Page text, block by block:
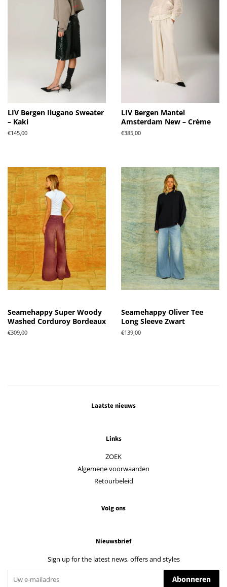
LIV Bergen Ilugano Sweater
– Kaki
Normale
€145,00
LIV Bergen Mantel
Amsterdam New – Crème
Normale
€385,00
Seamehappy Super Woody
Washed Corduroy Bordeaux
Normale
€309,00
Seamehappy Oliver Tee
Long Sleeve Zwart
Normale
€139,00
Laatste nieuws
Links
ZOEK
Algemene voorwaarden
Retourbeleid
Volg ons
Nieuwsbrief
Sign up for the latest news, offers and styles
Abonneren